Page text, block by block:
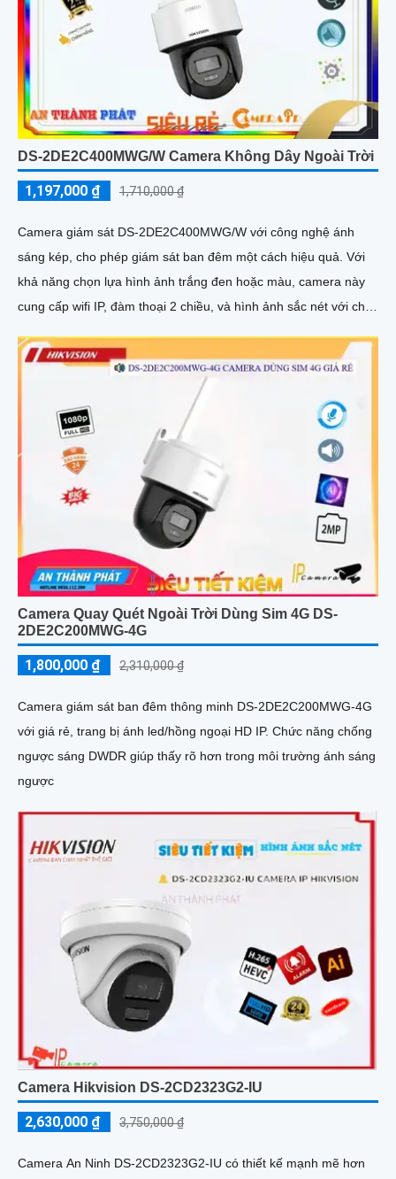
DS-2DE2C400MWG/W Camera Không Dây Ngoài Trời
1,197,000 ₫ 1,710,000 ₫
Camera giám sát DS-2DE2C400MWG/W với công nghệ ánh
sáng kép, cho phép giám sát ban đêm một cách hiệu quả. Với
khả năng chọn lựa hình ảnh trắng đen hoặc màu, camera này
cung cấp wifi IP, đàm thoại 2 chiều, và hình ảnh sắc nét với chip
Camera Quay Quét Ngoài Trời Dùng Sim 4G DS-
2DE2C200MWG-4G
1,800,000 ₫ 2,310,000 ₫
Camera giám sát ban đêm thông minh DS-2DE2C200MWG-4G
với giá rẻ, trang bị ánh led/hồng ngoại HD IP. Chức năng chống
ngược sáng DWDR giúp thấy rõ hơn trong môi trường ánh sáng
ngược
Camera Hikvision DS-2CD2323G2-IU
2,630,000 ₫ 3,750,000 ₫
Camera An Ninh DS-2CD2323G2-IU có thiết kế mạnh mẽ hơn